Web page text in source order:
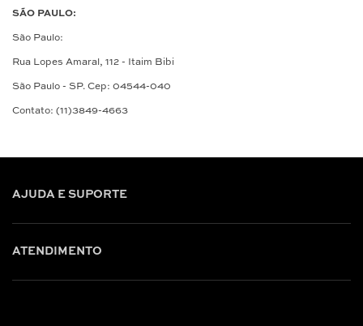
SÃO PAULO:
São Paulo:
Rua Lopes Amaral, 112 - Itaim Bibi
São Paulo - SP. Cep: 04544-040
Contato: (11)3849-4663
AJUDA E SUPORTE
ATENDIMENTO